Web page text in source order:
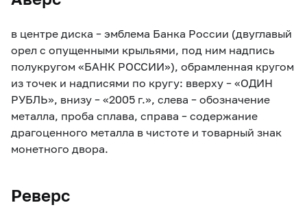
в центре диска – эмблема Банка России (двуглавый
орел с опущенными крыльями, под ним надпись
полукругом «БАНК РОССИИ»), обрамленная кругом
из точек и надписями по кругу: вверху – «ОДИН
РУБЛЬ», внизу – «2005 г.», слева – обозначение
металла, проба сплава, справа – содержание
драгоценного металла в чистоте и товарный знак
монетного двора.
Реверс